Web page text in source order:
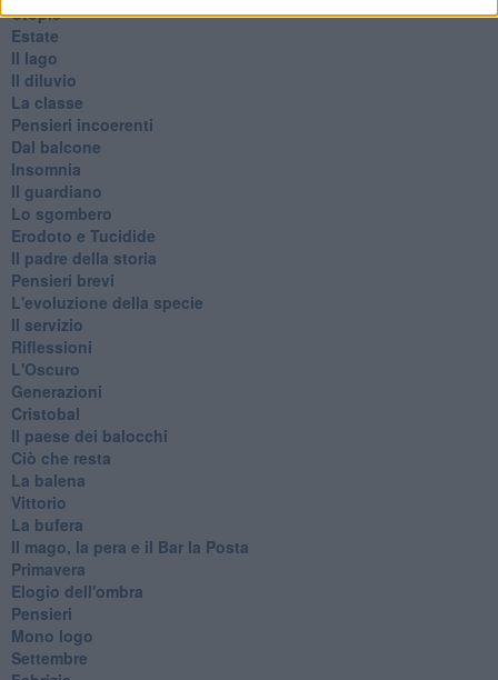
Utopie
Estate
Il lago
Il diluvio
La classe
Pensieri incoerenti
Dal balcone
Insomnia
Il guardiano
Lo sgombero
Erodoto e Tucidide
Il padre della storia
Pensieri brevi
L'evoluzione della specie
Il servizio
Riflessioni
L'Oscuro
Generazioni
Cristobal
Il paese dei balocchi
Ciò che resta
La balena
Vittorio
La bufera
Il mago, la pera e il Bar la Posta
Primavera
Elogio dell'ombra
Pensieri
Mono logo
Settembre